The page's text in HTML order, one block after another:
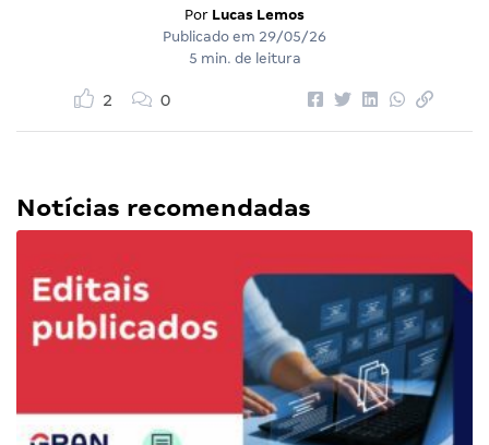
Por Lucas Lemos
Publicado em 29/05/26
5 min. de leitura
2 0
Notícias recomendadas